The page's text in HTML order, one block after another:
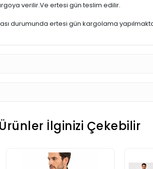
verilir.Ve ertesi gün teslim edilir.
durumunda ertesi gün kargolama
İlginizi Çekebilir